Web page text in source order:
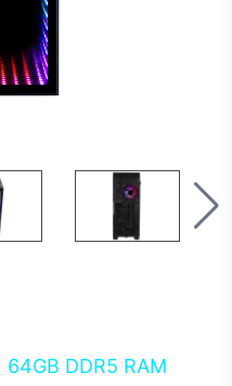
64GB DDR5 RAM